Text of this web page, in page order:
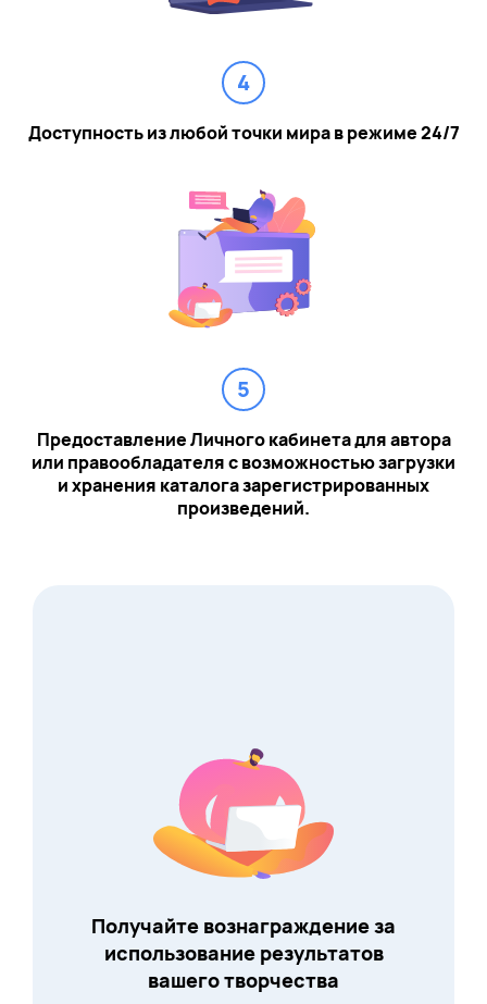
4
Доступность из любой точки мира в режиме 24/7
5
Предоставление Личного кабинета для автора
или правообладателя с возможностью загрузки
и хранения каталога зарегистрированных
произведений.
Получайте вознаграждение за
использование результатов
вашего творчества